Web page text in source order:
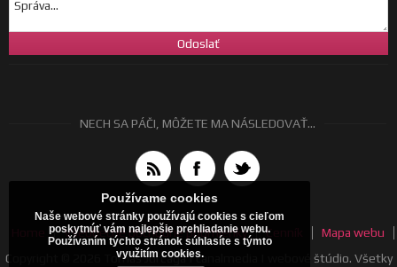
NECH SA PÁČI, MÔŽETE MA NÁSLEDOVAŤ...
Všeobecné obchodné podmienky Cenník
Mapa webu
Copyright © 2026 Tomáš Jurčaga | canalmedia | webové štúdio. Všetky
Používame cookies
Naše webové stránky používajú cookies s cieľom
poskytnúť vám najlepšie prehliadanie webu.
Používaním týchto stránok súhlasíte s týmto
využitím cookies.